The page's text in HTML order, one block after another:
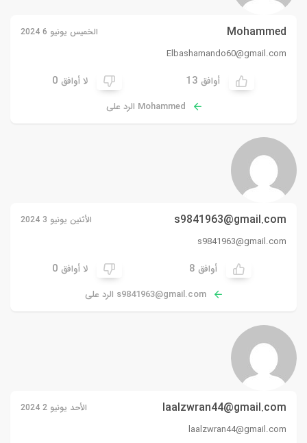
Mohammed الخميس يونيو 6 2024
Elbashamando60@gmail.com
أوافق 13 لا أوافق 0
Mohammed الرد على
s9841963@gmail.com الأثنين يونيو 3 2024
s9841963@gmail.com
أوافق 8 لا أوافق 0
s9841963@gmail.com الرد على
laalzwran44@gmail.com الأحد يونيو 2 2024
laalzwran44@gmail.com